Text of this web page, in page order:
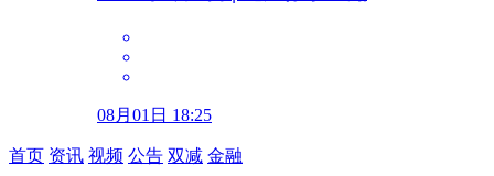
08月01日 18:25
首页 资讯 视频 公告 双减 金融